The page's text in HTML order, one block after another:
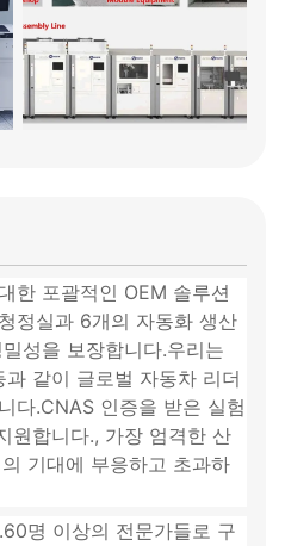
한 포괄적인 OEM 솔루션
정실과 6개의 자동화 생산
성을 보장합니다.우리는
같이 글로벌 자동차 리더
다.CNAS 인증을 받은 실험
원합니다., 가장 엄격한 산
기대에 부응하고 초과하
60명 이상의 전문가들로 구